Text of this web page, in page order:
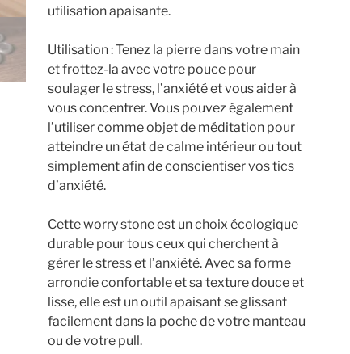
utilisation apaisante.
Utilisation : Tenez la pierre dans votre main
et frottez-la avec votre pouce pour
soulager le stress, l’anxiété et vous aider à
vous concentrer. Vous pouvez également
l’utiliser comme objet de méditation pour
atteindre un état de calme intérieur ou tout
simplement afin de conscientiser vos tics
d’anxiété.
Cette worry stone est un choix écologique
durable pour tous ceux qui cherchent à
gérer le stress et l’anxiété. Avec sa forme
arrondie confortable et sa texture douce et
lisse, elle est un outil apaisant se glissant
facilement dans la poche de votre manteau
ou de votre pull.